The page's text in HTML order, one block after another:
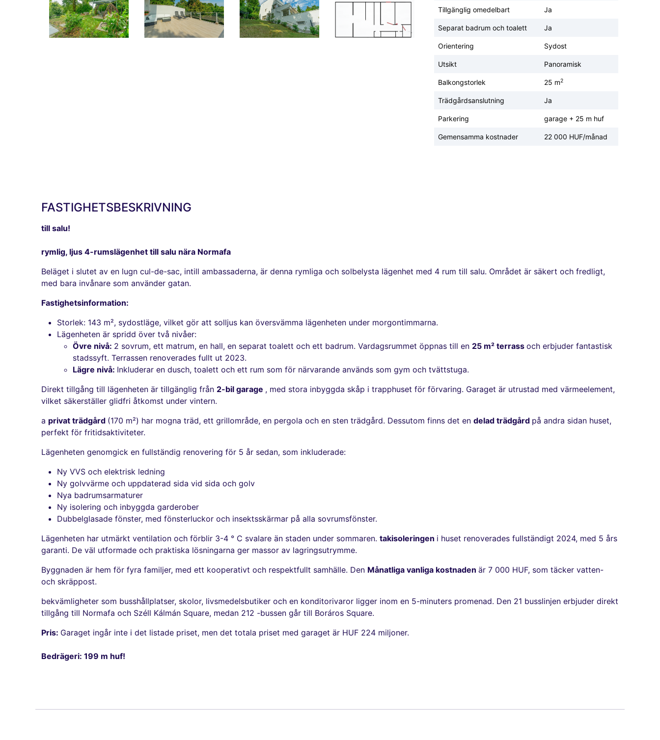
Tillgänglig omedelbart Ja
Separat badrum och toalett Ja
Orientering Sydost
Utsikt Panoramisk
Balkongstorlek 25 m2
Trädgårdsanslutning Ja
Parkering garage + 25 m huf
Gemensamma kostnader 22 000 HUF/månad
FASTIGHETSBESKRIVNING
till salu!
rymlig, ljus 4-rumslägenhet till salu nära Normafa
Beläget i slutet av en lugn cul-de-sac, intill ambassaderna, är denna rymliga och solbelysta lägenhet med 4 rum till salu. Området är säkert och fredligt,
med bara invånare som använder gatan.
Fastighetsinformation:
Storlek: 143 m², sydostläge, vilket gör att solljus kan översvämma lägenheten under morgontimmarna.
Lägenheten är spridd över två nivåer:
Övre nivå: 2 sovrum, ett matrum, en hall, en separat toalett och ett badrum. Vardagsrummet öppnas till en 25 m² terrass och erbjuder fantastisk
stadssyft. Terrassen renoverades fullt ut 2023.
Lägre nivå: Inkluderar en dusch, toalett och ett rum som för närvarande används som gym och tvättstuga.
Direkt tillgång till lägenheten är tillgänglig från 2-bil garage , med stora inbyggda skåp i trapphuset för förvaring. Garaget är utrustad med värmeelement,
vilket säkerställer glidfri åtkomst under vintern.
a privat trädgård (170 m²) har mogna träd, ett grillområde, en pergola och en sten trädgård. Dessutom finns det en delad trädgård på andra sidan huset,
perfekt för fritidsaktiviteter.
Lägenheten genomgick en fullständig renovering för 5 år sedan, som inkluderade:
Ny VVS och elektrisk ledning
Ny golvvärme och uppdaterad sida vid sida och golv
Nya badrumsarmaturer
Ny isolering och inbyggda garderober
Dubbelglasade fönster, med fönsterluckor och insektsskärmar på alla sovrumsfönster.
Lägenheten har utmärkt ventilation och förblir 3-4 ° C svalare än staden under sommaren. takisoleringen i huset renoverades fullständigt 2024, med 5 års
garanti. De väl utformade och praktiska lösningarna ger massor av lagringsutrymme.
Byggnaden är hem för fyra familjer, med ett kooperativt och respektfullt samhälle. Den Månatliga vanliga kostnaden är 7 000 HUF, som täcker vatten-
och skräppost.
bekvämligheter som busshållplatser, skolor, livsmedelsbutiker och en konditorivaror ligger inom en 5-minuters promenad. Den 21 busslinjen erbjuder direkt
tillgång till Normafa och Széll Kálmán Square, medan 212 -bussen går till Boráros Square.
Pris: Garaget ingår inte i det listade priset, men det totala priset med garaget är HUF 224 miljoner.
Bedrägeri: 199 m huf!